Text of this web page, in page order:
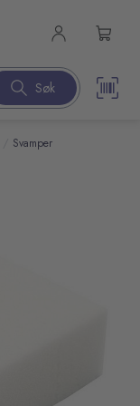
Søk
Svamper